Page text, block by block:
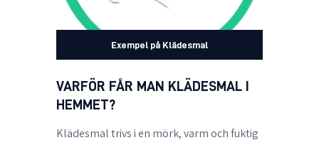
Exempel på Klädesmal
VARFÖR FÅR MAN KLÄDESMAL I
HEMMET?
Klädesmal trivs i en mörk, varm och fuktig